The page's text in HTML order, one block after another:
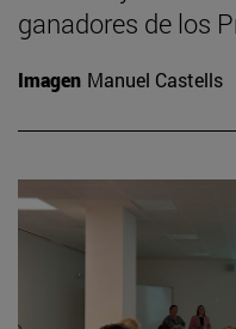
ganadores de los
Imagen Manuel Castells